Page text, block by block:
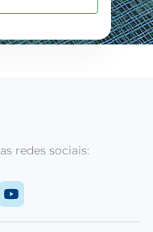
redes sociais: